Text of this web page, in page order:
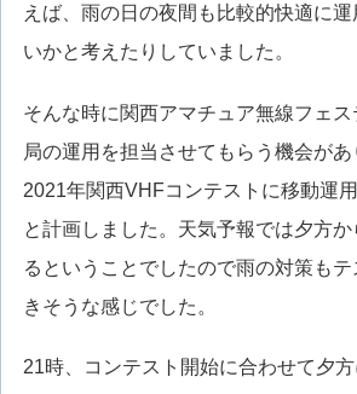
えば、雨の日の夜間も比較的快適に
いかと考えたりしていました。
そんな時に関西アマチュア無線フェ
局の運用を担当させてもらう機会があ
2021年関西VHFコンテストに移動運
と計画しました。天気予報では夕方
るということでしたので雨の対策も
きそうな感じでした。
21時、コンテスト開始に合わせて夕